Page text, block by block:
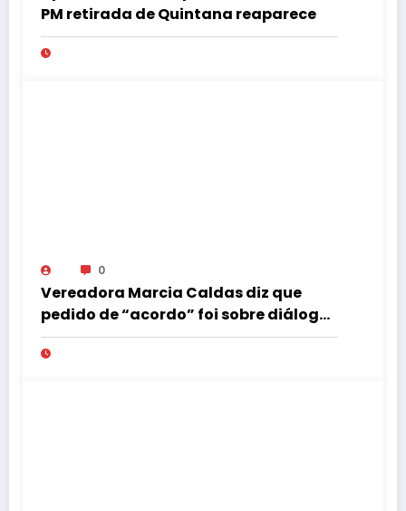
PM retirada de Quintana reaparece
0
Vereadora Marcia Caldas diz que
pedido de “acordo” foi sobre diálogo
institucional